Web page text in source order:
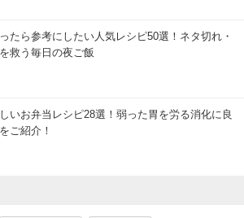
たら参考にしたい人気レシピ50選！ネタ切れ・
救う毎日の夜ご飯
いお弁当レシピ28選！弱った胃を労る消化に良
ご紹介！